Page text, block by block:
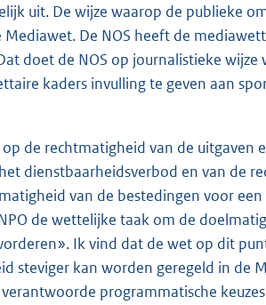
uit. De wijze waarop de publieke
De NOS heeft de
doet de NOS op journalistieke
kaders invulling te geven aan
de rechtmatigheid van de uitgaven
dienstbaarheidsverbod en van de
van de bestedingen voor
de wettelijke taak om de
Ik vind dat de wet op dit
steviger kan worden geregeld in de
programmatische